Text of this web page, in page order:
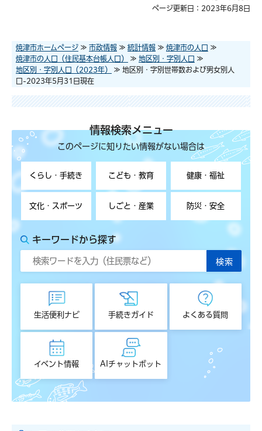
ページ更新日：2023年6月8日
焼津市ホームページ ≫ 市政情報 ≫ 統計情報 ≫ 焼津市の人口 ≫
焼津市の人口（住民基本台帳人口）
≫ 地区別・字別人口 ≫
地区別・字別人口（2023年）
≫ 地区別・字別世帯数および男女別人
口-2023年5月31日現在
情報検索メニュー
このページに知りたい情報がない場合は
くらし・手続き こども・教育 健康・福祉
文化・スポーツ しごと・産業 防災・安全
キーワードから探す
生活便利ナビ 手続きガイド よくある質問
イベント情報 AIチャットボット